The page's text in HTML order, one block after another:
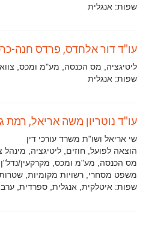
שפות: אנגלית
עו"ד דור אלחדס, פרדס חנה-
תחומי
עיסוק:
ליטיגציה, מס הכנסה, מע"מ ומכס,
שפות: אנגלית
עו"ד נוטריון משה אריאל, רמת
שי אריאל ושו"ת משרד עורכי דין
תחומי
עיסוק:
הוצאה לפועל, חוזים, ליטיגציה, מינהל
מס הכנסה, מע"מ ומכס, מקרקעין/
משפט מסחרי, רשויות מקומיות, שטרות,
שפות: איטלקית, אנגלית, ספרדית,